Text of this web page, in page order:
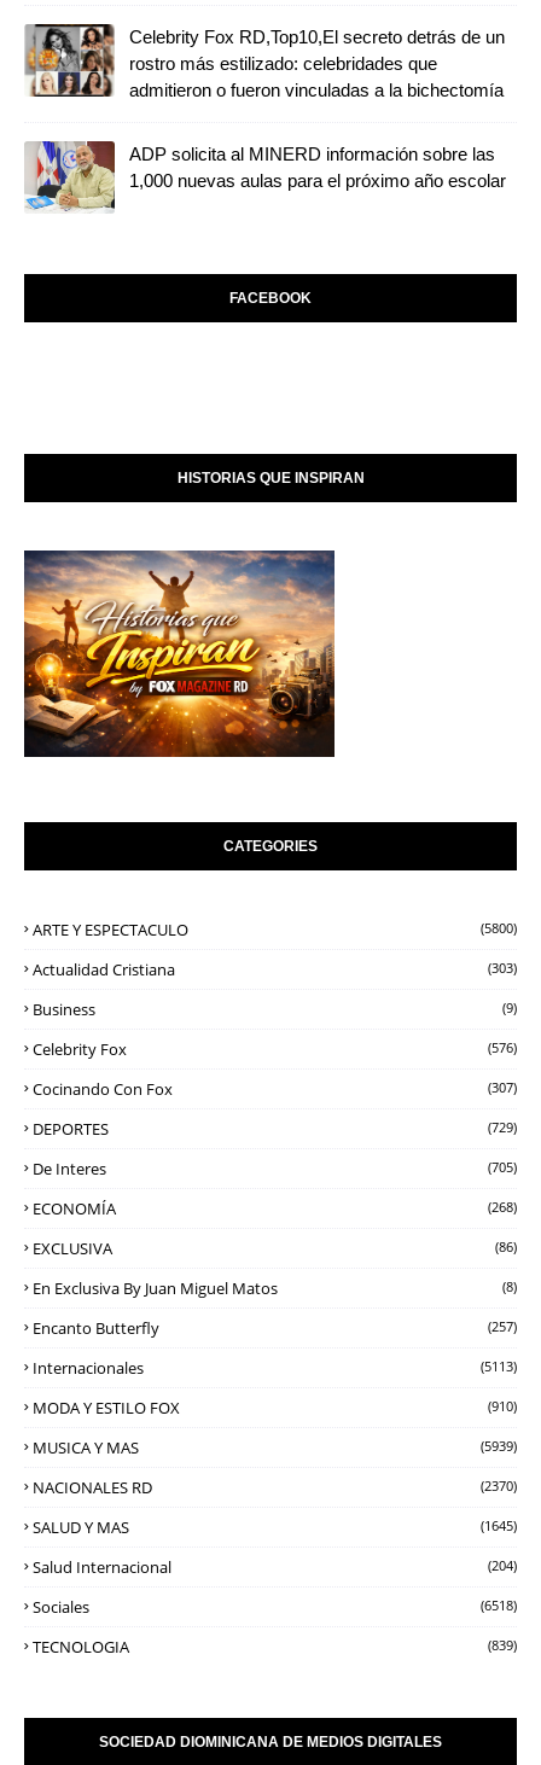
Celebrity Fox RD,Top10,El secreto detrás de un
rostro más estilizado: celebridades que
admitieron o fueron vinculadas a la bichectomía
ADP solicita al MINERD información sobre las
1,000 nuevas aulas para el próximo año escolar
FACEBOOK
HISTORIAS QUE INSPIRAN
CATEGORIES
ARTE Y ESPECTACULO (5800)
Actualidad Cristiana (303)
Business (9)
Celebrity Fox (576)
Cocinando Con Fox (307)
DEPORTES (729)
De Interes (705)
ECONOMÍA (268)
EXCLUSIVA (86)
En Exclusiva By Juan Miguel Matos (8)
Encanto Butterfly (257)
Internacionales (5113)
MODA Y ESTILO FOX (910)
MUSICA Y MAS (5939)
NACIONALES RD (2370)
SALUD Y MAS (1645)
Salud Internacional (204)
Sociales (6518)
TECNOLOGIA (839)
SOCIEDAD DIOMINICANA DE MEDIOS DIGITALES